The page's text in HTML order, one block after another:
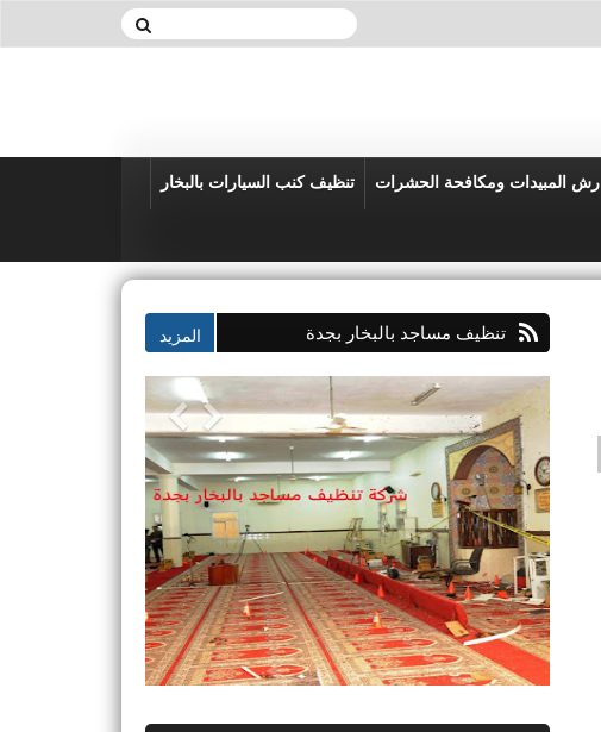
رش المبيدات ومكافحة الحشرات تنظيف كنب السيارات بالبخار
تنظيف مساجد بالبخار بجدة